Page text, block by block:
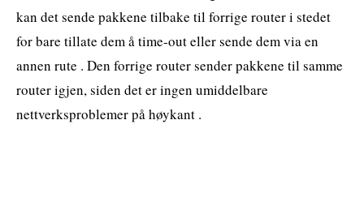
kan det sende pakkene tilbake til forrige router i stedet
for bare tillate dem å time-out eller sende dem via en
annen rute . Den forrige router sender pakkene til samme
router igjen, siden det er ingen umiddelbare
nettverksproblemer på høykant .